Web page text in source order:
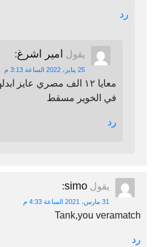
رد
يقول امير اشرغ:
25 يناير، 2022 الساعة 3:13 م
معايا ١٢ الف مصري عايز
في الخوير مسقط
رد
يقول simo
:
31 مارس، 2021 الساعة 4:33 م
Tank,you veramatch
رد